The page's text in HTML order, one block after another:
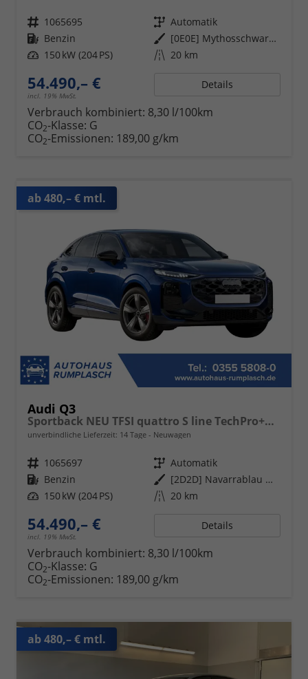
Fahrzeugnr. 1065695 Getriebe Automatik
Kraftstoff Benzin Außenfarbe
[0E0E] Mythosschwarz Metallic
Leistung 150 kW (204 PS) Kilometerstand 20 km
54.490,– €
incl. 19% MwSt.
Details
Verbrauch kombiniert: 8,30 l/100km
CO2-Klasse: G
CO2-Emissionen: 189,00 g/km
ab 480,– € mtl.
Audi Q3
Sportback NEU TFSI quattro S line TechPro+HUD+Matrix+AHK+Alu19+KlimaPlus+ExtSchwarz+DCC
unverbindliche Lieferzeit: 14 Tage Neuwagen
Fahrzeugnr. 1065697 Getriebe Automatik
Kraftstoff Benzin Außenfarbe
[2D2D] Navarrablau Metallic
Leistung 150 kW (204 PS) Kilometerstand 20 km
54.490,– €
incl. 19% MwSt.
Details
Verbrauch kombiniert: 8,30 l/100km
CO2-Klasse: G
CO2-Emissionen: 189,00 g/km
ab 480,– € mtl.